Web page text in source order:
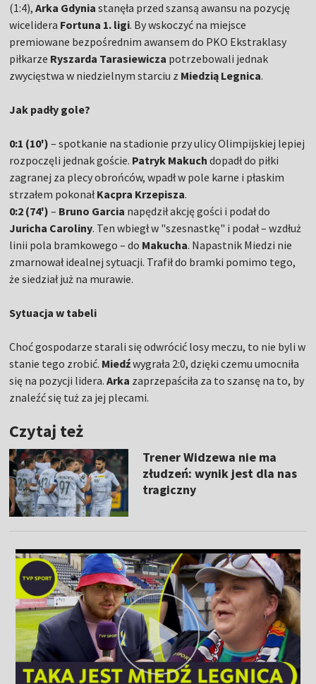
(1:4),Arka Gdynia stanęła przed szansą awansu na pozycję
wicelidera Fortuna 1. ligi. By wskoczyć na miejsce
premiowane bezpośrednim awansem do PKO Ekstraklasy
piłkarze Ryszarda Tarasiewicza potrzebowali jednak
zwycięstwa w niedzielnym starciu z Miedzią Legnica.
Jak padły gole?
0:1 (10') – spotkanie na stadionie przy ulicy Olimpijskiej lepiej
rozpoczęli jednak goście. Patryk Makuch dopadł do piłki
zagranej za plecy obrońców, wpadł w pole karne i płaskim
strzałem pokonałKacpra Krzepisza.
0:2 (74') – Bruno Garcia napędził akcję gości i podał do
Juricha Caroliny. Ten wbiegł w "szesnastkę" i podał – wzdłuż
linii pola bramkowego – do Makucha. Napastnik Miedzi nie
zmarnował idealnej sytuacji. Trafił do bramki pomimo tego,
że siedział już na murawie.
Sytuacja w tabeli
Choć gospodarze starali się odwrócić losy meczu, to nie byli w
stanie tego zrobić. Miedźwygrała 2:0, dzięki czemu umocniła
się na pozycji lidera.Arka zaprzepaściła za to szansę na to, by
znaleźć się tuż za jej plecami.
Czytaj też
Trener Widzewa nie ma
złudzeń: wynik jest dla nas
tragiczny